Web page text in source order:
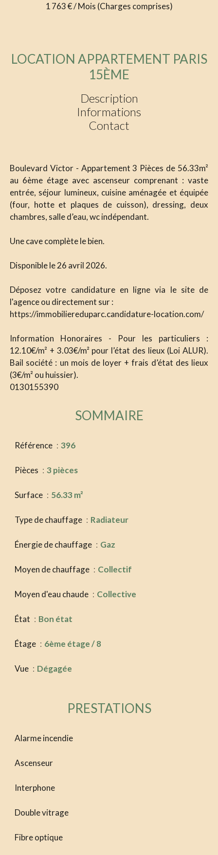
1 763 € / Mois (Charges comprises)
LOCATION APPARTEMENT PARIS
15ÈME
Description
Informations
Contact
Boulevard Victor - Appartement 3 Pièces de 56.33m²
au 6ème étage avec ascenseur comprenant : vaste
entrée, séjour lumineux, cuisine aménagée et équipée
(four, hotte et plaques de cuisson), dressing, deux
chambres, salle d’eau, wc indépendant.
Une cave complète le bien.
Disponible le 26 avril 2026.
Déposez votre candidature en ligne via le site de
l'agence ou directement sur :
https://immobiliereduparc.candidature-location.com/
Information Honoraires - Pour les particuliers :
12.10€/m² + 3.03€/m² pour l’état des lieux (Loi ALUR).
Bail société : un mois de loyer + frais d’état des lieux
(3€/m² ou huissier).
0130155390
SOMMAIRE
Référence 396
Pièces 3 pièces
Surface 56.33 m²
Type de chauffage Radiateur
Énergie de chauffage Gaz
Moyen de chauffage Collectif
Moyen d'eau chaude Collective
État Bon état
Étage 6ème étage / 8
Vue Dégagée
PRESTATIONS
Alarme incendie
Ascenseur
Interphone
Double vitrage
Fibre optique